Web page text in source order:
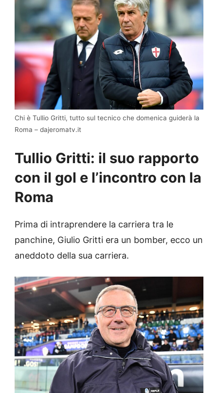
Chi è Tullio Gritti, tutto sul tecnico che domenica guiderà la
Roma – dajeromatv.it
Tullio Gritti: il suo rapporto
con il gol e l’incontro con la
Roma
Prima di intraprendere la carriera tra le
panchine, Giulio Gritti era un bomber, ecco un
aneddoto della sua carriera.